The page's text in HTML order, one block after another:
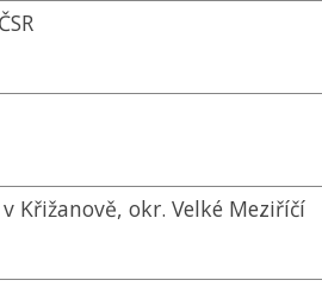
ČSR
Křižanově, okr. Velké Meziříčí